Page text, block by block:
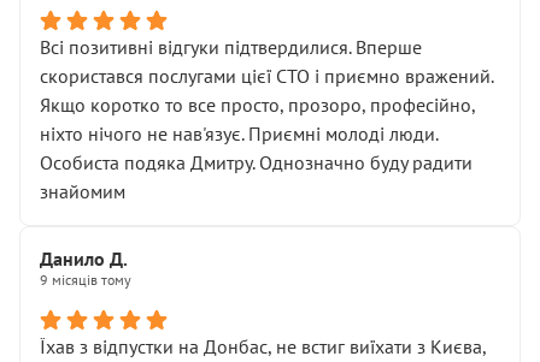
Всі позитивні відгуки підтвердилися. Вперше
скористався послугами цієї СТО і приємно вражений.
Якщо коротко то все просто, прозоро, професійно,
ніхто нічого не нав'язує. Приємні молоді люди.
Особиста подяка Дмитру. Однозначно буду радити
знайомим
Данило Д.
9 місяців тому
Їхав з відпустки на Донбас, не встиг виїхати з Києва,